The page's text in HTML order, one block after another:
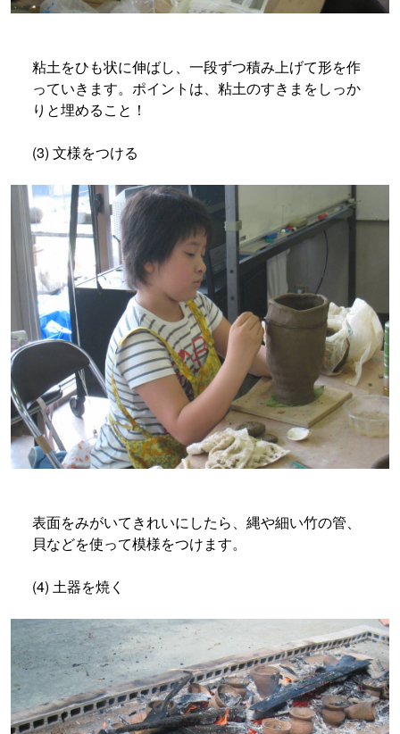
粘土をひも状に伸ばし、一段ずつ積み上げて形を作
っていきます。ポイントは、粘土のすきまをしっか
りと埋めること！
(3) 文様をつける
表面をみがいてきれいにしたら、縄や細い竹の管、
貝などを使って模様をつけます。
(4) 土器を焼く